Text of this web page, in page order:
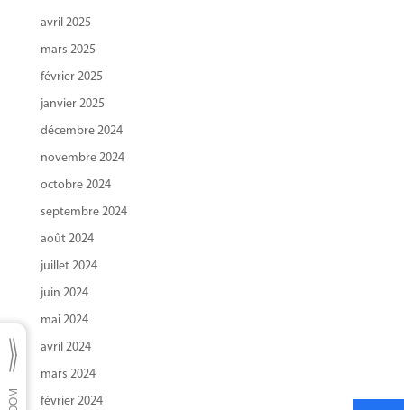
avril 2025
mars 2025
février 2025
janvier 2025
décembre 2024
novembre 2024
octobre 2024
septembre 2024
août 2024
juillet 2024
juin 2024
mai 2024
avril 2024
mars 2024
février 2024